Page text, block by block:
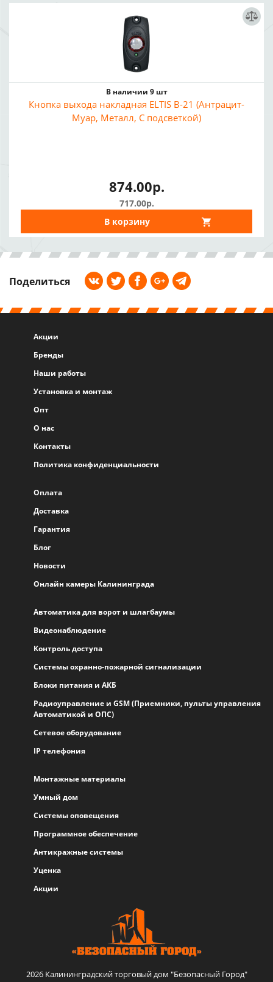
В наличии 9 шт
Кнопка выхода накладная ELTIS В-21 (Антрацит-
Муар, Металл, С подсветкой)
874.00р.
717.00р.
В корзину
Поделиться
Акции
Бренды
Наши работы
Установка и монтаж
Опт
О нас
Контакты
Политика конфиденциальности
Оплата
Доставка
Гарантия
Блог
Новости
Онлайн камеры Калининграда
Автоматика для ворот и шлагбаумы
Видеонаблюдение
Контроль доступа
Системы охранно-пожарной сигнализации
Блоки питания и АКБ
Радиоуправление и GSM (Приемники, пульты управления
Автоматикой и ОПС)
Сетевое оборудование
IP телефония
Монтажные материалы
Умный дом
Системы оповещения
Программное обеспечение
Антикражные системы
Уценка
Акции
2026 Калининградский торговый дом "Безопасный Город"